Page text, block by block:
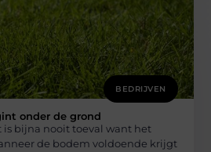
BEDRIJVEN
onder de grond
is bijna nooit toeval want het
de bodem voldoende krijgt